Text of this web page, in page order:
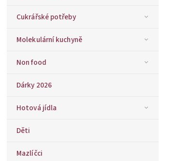
Cukrářské potřeby
Molekulární kuchyně
Non food
Dárky 2026
Hotová jídla
Děti
Mazlíčci